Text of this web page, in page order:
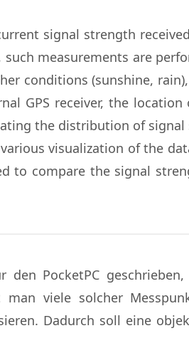
signal strength
measurements are
conditions (sunshine,
GPS receiver, the
the distribution of
visualization of the
to compare the signal
PocketPC
man viele solcher
Dadurch soll eine